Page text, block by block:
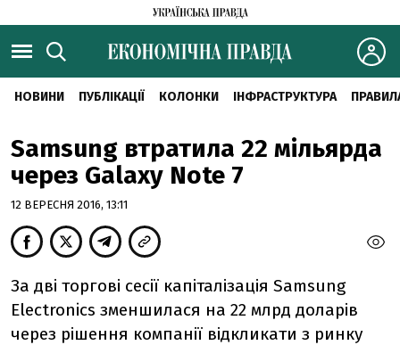
НОВИНИ ПУБЛІКАЦІЇ КОЛОНКИ ІНФРАСТРУКТУРА
Samsung втратила 22 мільярда
через Galaxy Note 7
12 ВЕРЕСНЯ 2016, 13:11
За дві торгові сесії капіталізація Samsung
Electronics зменшилася на 22 млрд доларів
через рішення компанії відкликати з ринку